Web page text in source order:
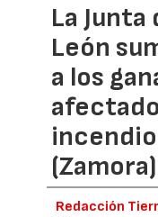
La Junta
León
a los
(Zamora)
Redacción